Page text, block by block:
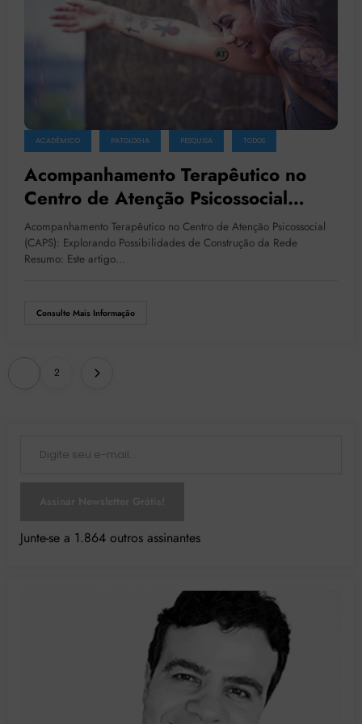
ACADÊMICO PATOLOGIA PESQUISA TODOS
Acompanhamento Terapêutico no
Centro de Atenção Psicossocial
(CAPS): Explorando Possibilidades
de Construção da Rede
Acompanhamento Terapêutico no Centro de Atenção Psicossocial
(CAPS): Explorando Possibilidades de Construção da Rede
Resumo: Este artigo…
Consulte Mais Informação
Paginação
2
Junte-se a 1.864 outros assinantes